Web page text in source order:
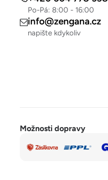
Po-Pá: 8:00 - 16:00
info@zengana.cz
napište kdykoliv
Možnosti dopravy